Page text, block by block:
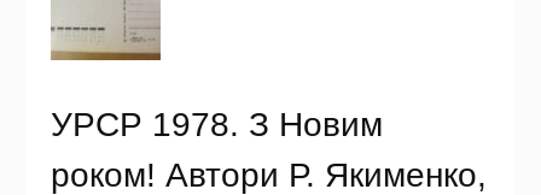
УРСР 1978. З Новим
роком! Автори Р. Якименко,